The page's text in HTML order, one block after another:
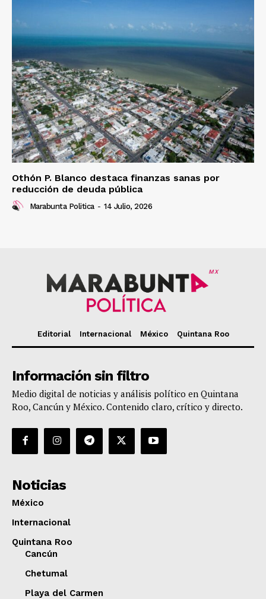
Othón P. Blanco destaca finanzas sanas por
reducción de deuda pública
Marabunta Politica - 14 Julio, 2026
MX
Editorial Internacional México Quintana Roo
Información sin filtro
Medio digital de noticias y análisis político en Quintana
Roo, Cancún y México. Contenido claro, crítico y directo.
Noticias
México
Internacional
Quintana Roo
Cancún
Chetumal
Playa del Carmen